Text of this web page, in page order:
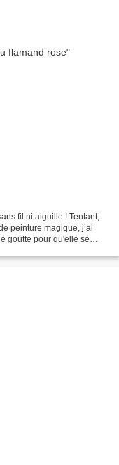
fil ni aiguille ! Tentant,
peinture magique, j’ai
goutte pour qu'elle se